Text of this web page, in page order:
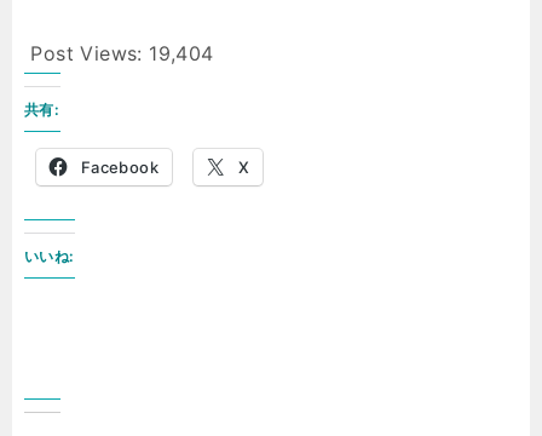
Post Views: 19,404
共有:
Facebook X
いいね: